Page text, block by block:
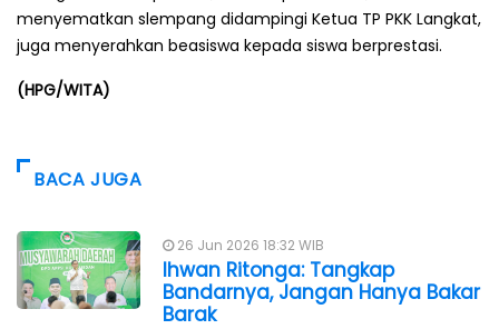
menyematkan slempang didampingi Ketua TP PKK Langkat,
juga menyerahkan beasiswa kepada siswa berprestasi.
(HPG/WITA)
BACA JUGA
26 Jun 2026 18:32 WIB
Ihwan Ritonga: Tangkap
Bandarnya, Jangan Hanya Bakar
Barak